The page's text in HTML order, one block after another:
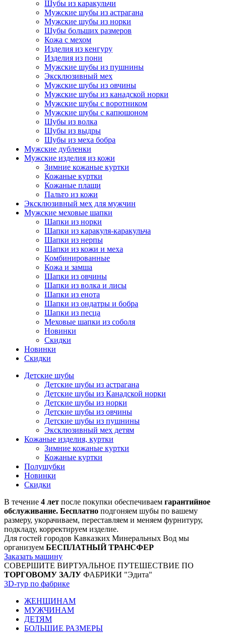
Шубы из каракульчи
Мужские шубы из астрагана
Мужские шубы из норки
Шубы больших размеров
Кожа с мехом
Изделия из кенгуру
Изделия из пони
Мужские шубы из пушнины
Эксклюзивный мех
Мужские шубы из овчины
Мужские шубы из канадской норки
Мужские шубы с воротником
Мужские шубы с капюшоном
Шубы из волка
Шубы из выдры
Шубы из меха бобра
Мужские дубленки
Мужские изделия из кожи
Зимние кожаные куртки
Кожаные куртки
Кожаные плащи
Пальто из кожи
Эксклюзивный мех для мужчин
Мужские меховые шапки
Шапки из норки
Шапки из каракуля-каракульча
Шапки из нерпы
Шапки из кожи и меха
Комбинированные
Кожа и замша
Шапки из овчины
Шапки из волка и лисы
Шапки из енота
Шапки из ондатры и бобра
Шапки из песца
Меховые шапки из соболя
Новинки
Скидки
Новинки
Скидки
Детские шубы
Детские шубы из астрагана
Детские шубы из Канадской норки
Детские шубы из норки
Детские шубы из овчины
Детские шубы из пушнины
Эксклюзивный мех детям
Кожаные изделия, куртки
Зимние кожаные куртки
Кожаные куртки
Полушубки
Новинки
Скидки
В течение 4 лет после покупки обеспечиваем гарантийное
обслуживание. Бесплатно подгоняем шубы по вашему
размеру, укорачиваем, переставляем и меняем фурнитуру,
подкладу, корректируем изделие.
Для гостей городов Кавказких Минеральных Вод мы
организуем БЕСПЛАТНЫЙ ТРАНСФЕР
Заказать машину
СОВЕРШИТЕ ВИРТУАЛЬНОЕ ПУТЕШЕСТВИЕ ПО
ТОРГОВОМУ ЗАЛУ ФАБРИКИ "Эдита"
3D-тур по фабрике
ЖЕНЩИНАМ
МУЖЧИНАМ
ДЕТЯМ
БОЛЬШИЕ РАЗМЕРЫ